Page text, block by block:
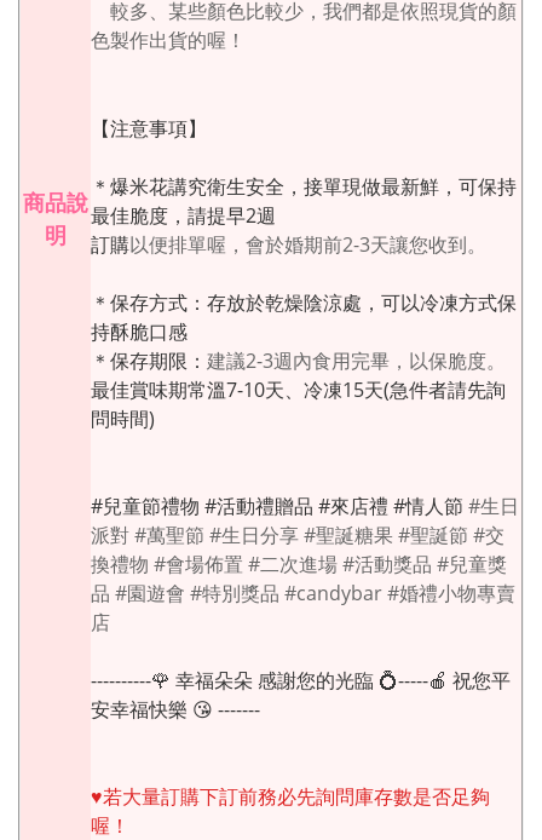
商品說
明
較多、某些顏色比較少，我們都是依照現貨的顏
色製作出貨的喔！
【注意事項】
＊爆米花講究衛生安全，接單現做最新鮮，可保持
最佳脆度，請提早2週
訂購以便排單喔，會於婚期前2-3天讓您收到。
＊保存方式：存放於乾燥陰涼處，可以冷凍方式保
持酥脆口感
＊保存期限： 建議2-3週內食用完畢，以保脆度。
最佳賞味期常溫7-10天、冷凍15天(急件者請先詢
問時間)
#兒童節禮物 #活動禮贈品 #來店禮 #情人節 #生日
派對 #萬聖節 #生日分享 #聖誕糖果 #聖誕節 #交
換禮物 #會場佈置 #二次進場 #活動獎品 #兒童獎
品 #園遊會 #特別獎品 #candybar #婚禮小物專賣
店
----------🌹 幸福朵朵 感謝您的光臨 💍-----🍎 祝您平
安幸福快樂 😘 -------
♥︎若大量訂購下訂前務必先詢問庫存數是否足夠
喔！